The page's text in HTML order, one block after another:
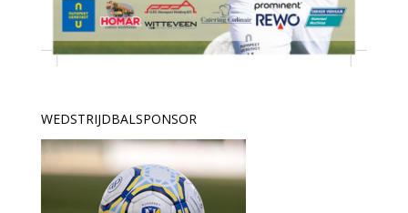
WEDSTRIJDBALSPONSOR